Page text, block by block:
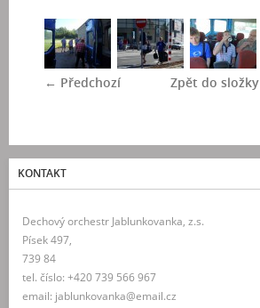
← Předchozí Zpět do složky
KONTAKT
Dechový orchestr Jablunkovanka, z.s.
Písek 497,
739 84
tel. číslo: +420 739 566 967
email: jablunkovanka@email.cz